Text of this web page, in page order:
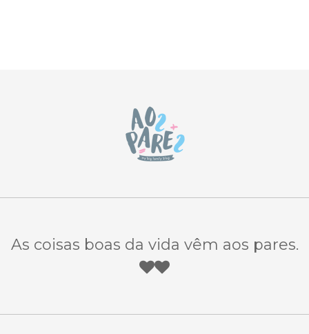
As coisas boas da vida vêm aos pares.